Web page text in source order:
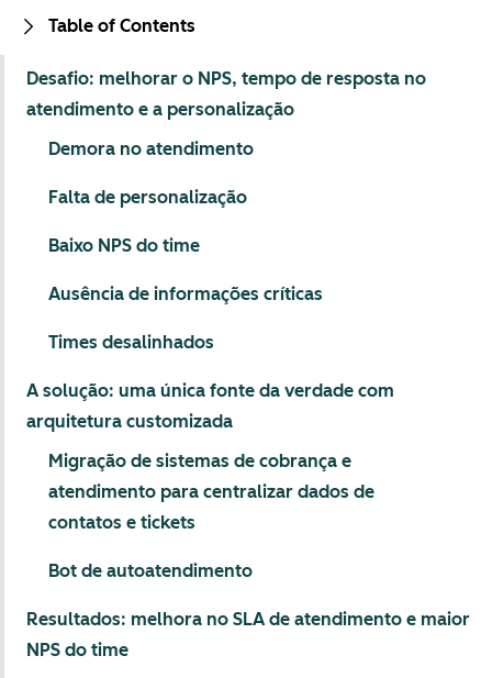
Table of Contents
Desafio: melhorar o NPS, tempo de resposta no
atendimento e a personalização
Demora no atendimento
Falta de personalização
Baixo NPS do time
Ausência de informações críticas
Times desalinhados
A solução: uma única fonte da verdade com
arquitetura customizada
Migração de sistemas de cobrança e
atendimento para centralizar dados de
contatos e tickets
Bot de autoatendimento
Resultados: melhora no SLA de atendimento e maior
NPS do time